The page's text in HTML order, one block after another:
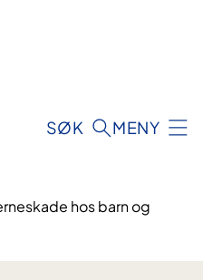
SØK MENY
hos barn og